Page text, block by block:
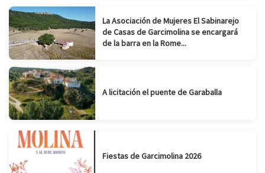
La Asociación de Mujeres El Sabinarejo
de Casas de Garcimolina se encargará
de la barra en la Rome...
A licitación el puente de Garaballa
Fiestas de Garcimolina 2026